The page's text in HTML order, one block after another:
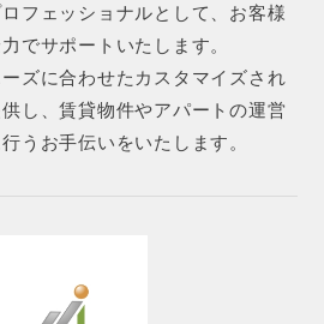
フェッショナルとして、お客様
でサポートいたします。
ズに合わせたカスタマイズされ
し、賃貸物件やアパートの運営
うお手伝いをいたします。